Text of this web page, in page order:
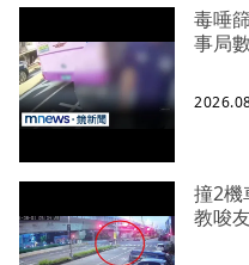
毒唾
事局
撞2
教唆